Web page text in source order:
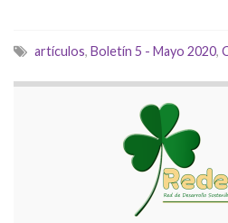
artículos, Boletín 5 - Mayo 2020,